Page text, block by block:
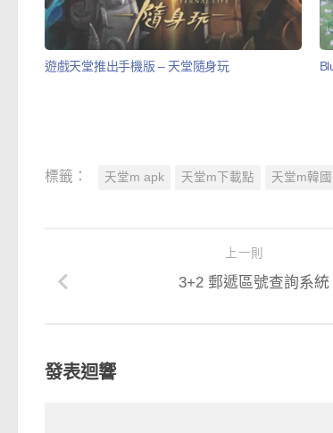
遊戲天堂推出手機版 – 天堂隨身玩
標籤： 天堂m apk 天堂m下載點 天堂m韓
上一則
3+2 郵遞區號查詢系統
發表迴響